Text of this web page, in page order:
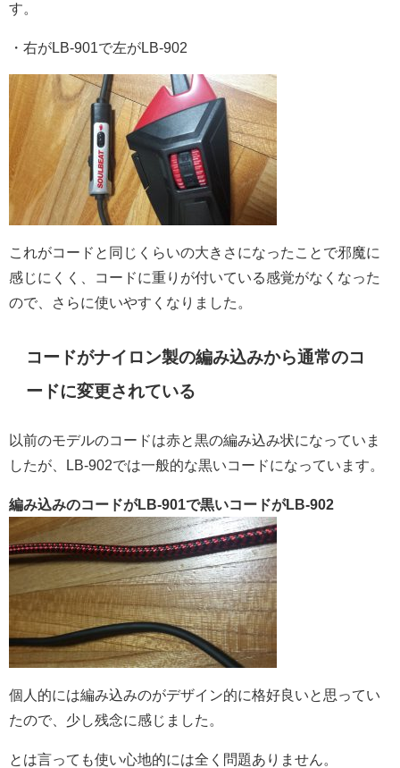
す。
・右がLB-901で左がLB-902
これがコードと同じくらいの大きさになったことで邪魔に
感じにくく、コードに重りが付いている感覚がなくなった
ので、さらに使いやすくなりました。
コードがナイロン製の編み込みから通常のコ
ードに変更されている
以前のモデルのコードは赤と黒の編み込み状になっていま
したが、LB-902では一般的な黒いコードになっています。
編み込みのコードがLB-901で黒いコードがLB-902
個人的には編み込みのがデザイン的に格好良いと思ってい
たので、少し残念に感じました。
とは言っても使い心地的には全く問題ありません。